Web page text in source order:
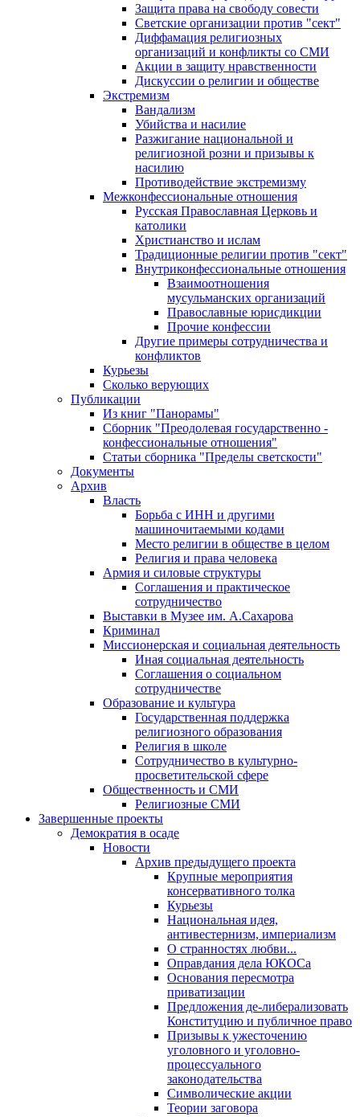
Защита права на свободу совести
Светские организации против "сект"
Диффамация религиозных
организаций и конфликты со СМИ
Акции в защиту нравственности
Дискуссии о религии и обществе
Экстремизм
Вандализм
Убийства и насилие
Разжигание национальной и
религиозной розни и призывы к
насилию
Противодействие экстремизму
Межконфессиональные отношения
Русская Православная Церковь и
католики
Христианство и ислам
Традиционные религии против "сект"
Внутриконфессиональные отношения
Взаимоотношения
мусульманских организаций
Православные юрисдикции
Прочие конфессии
Другие примеры сотрудничества и
конфликтов
Курьезы
Сколько верующих
Публикации
Из книг "Панорамы"
Сборник "Преодолевая государственно -
конфессиональные отношения"
Статьи сборника "Пределы светскости"
Документы
Архив
Власть
Борьба с ИНН и другими
машиночитаемыми кодами
Место религии в обществе в целом
Религия и права человека
Армия и силовые структуры
Соглашения и практическое
сотрудничество
Выставки в Музее им. А.Сахарова
Криминал
Миссионерская и социальная деятельность
Иная социальная деятельность
Соглашения о социальном
сотрудничестве
Образование и культура
Государственная поддержка
религиозного образования
Религия в школе
Сотрудничество в культурно-
просветительской сфере
Общественность и СМИ
Религиозные СМИ
Завершенные проекты
Демократия в осаде
Новости
Архив предыдущего проекта
Крупные мероприятия
консервативного толка
Курьезы
Национальная идея,
антивестернизм, империализм
О странностях любви...
Оправдания дела ЮКОСа
Основания пересмотра
приватизации
Предложения де-либерализовать
Конституцию и публичное право
Призывы к ужесточению
уголовного и уголовно-
процессуального
законодательства
Символические акции
Теории заговора